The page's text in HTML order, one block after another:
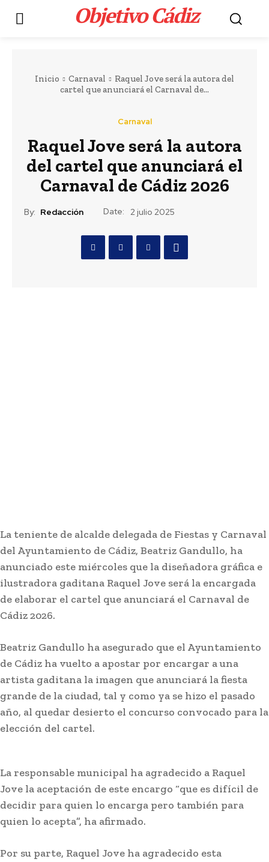
LEER MÁS
Portada
Deportes
El delantero brasileño
Vinícius renueva con
el Real Madrid hasta
Actualidad
Adela del Moral ya da nombre
a su colegio tras retirar el de
Juan Carlos Aragón por
sentencia de malos tratos
Lo más leído
Objetivo Cádiz.
Inicio Carnaval
Raquel Jove será la autora del
cartel que anunciará el Carnaval de...
Carnaval
Raquel Jove será la autora
del cartel que anunciará el
Carnaval de Cádiz 2026
By: Redacción Date: 2 julio 2025
La teniente de alcalde delegada de Fiestas y Carnaval
del Ayuntamiento de Cádiz, Beatriz Gandullo, ha
anunciado este miércoles que la diseñadora gráfica e
ilustradora gaditana Raquel Jove será la encargada
de elaborar el cartel que anunciará el Carnaval de
Cádiz 2026.
Beatriz Gandullo ha asegurado que el Ayuntamiento
de Cádiz ha vuelto a apostar por encargar a una
artista gaditana la imagen que anunciará la fiesta
grande de la ciudad, tal y como ya se hizo el pasado
año, al quedar desierto el concurso convocado para la
elección del cartel.
La responsable municipal ha agradecido a Raquel
Jove la aceptación de este encargo “que es difícil de
decidir para quien lo encarga pero también para
quien lo acepta”, ha afirmado.
Por su parte, Raquel Jove ha agradecido esta